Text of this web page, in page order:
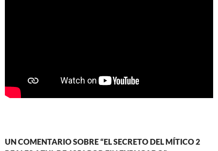
UN COMENTARIO SOBRE “EL SECRETO DEL MÍTICO 2